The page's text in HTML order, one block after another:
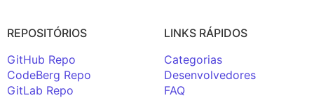
REPOSITÓRIOS
GitHub Repo
CodeBerg Repo
GitLab Repo
LINKS RÁPIDOS
Categorias
Desenvolvedores
FAQ